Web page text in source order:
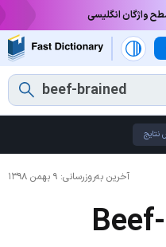
واژگان انگلیسی
نتایج
آخرین به‌روزرسانی: ۹ بهمن ۱۳۹۸